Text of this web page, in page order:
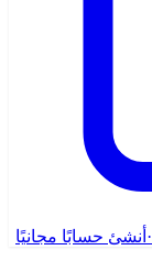
· أنشئ حسابًا مجانيًا